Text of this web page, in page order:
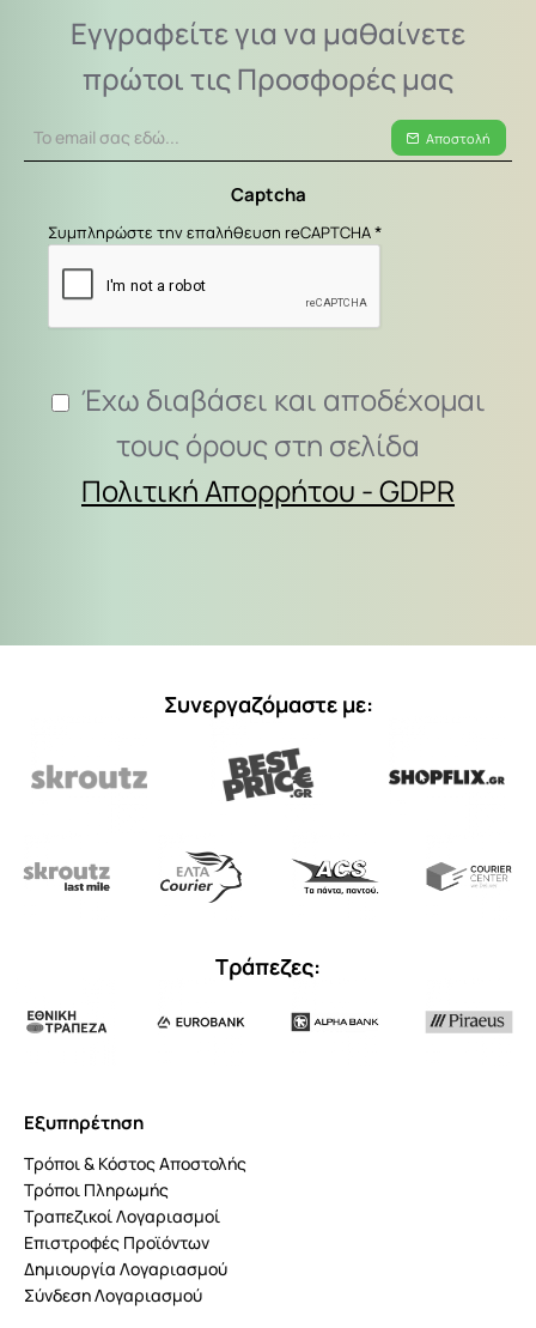
Εγγραφείτε για να μαθαίνετε
πρώτοι τις Προσφορές μας
email
Αποστολή
Captcha
Συμπληρώστε την επαλήθευση reCAPTCHA
Έχω διαβάσει και αποδέχομαι
τους όρους στη σελίδα
Πολιτική Απορρήτου - GDPR
Συνεργαζόμαστε με:
Τράπεζες:
Εξυπηρέτηση
Τρόποι & Κόστος Αποστολής
Τρόποι Πληρωμής
Τραπεζικοί Λογαριασμοί
Επιστροφές Προϊόντων
Δημιουργία Λογαριασμού
Σύνδεση Λογαριασμού